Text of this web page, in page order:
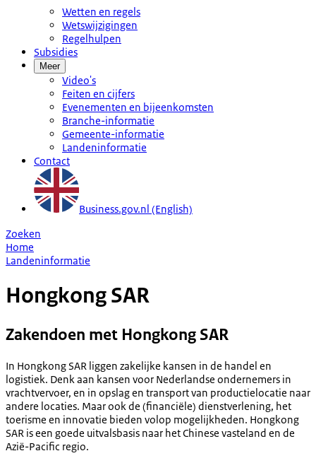
Wetten en regels
Wetswijzigingen
Regelhulpen
Subsidies
Meer
Video's
Feiten en cijfers
Evenementen en bijeenkomsten
Branche-informatie
Gemeente-informatie
Landeninformatie
Contact
Business.gov.nl (English)
Zoeken
Home
Landeninformatie
Hongkong SAR
Zakendoen met Hongkong SAR
In Hongkong SAR liggen zakelijke kansen in de handel en
logistiek. Denk aan kansen voor Nederlandse ondernemers in
vrachtvervoer, en in opslag en transport van productielocatie naar
andere locaties. Maar ook de (financiële) dienstverlening, het
toerisme en innovatie bieden volop mogelijkheden. Hongkong
SAR is een goede uitvalsbasis naar het Chinese vasteland en de
Azië-Pacific regio.